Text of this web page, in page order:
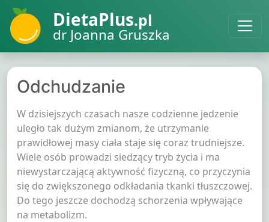
DietaPlus.pl
dr Joanna Gruszka
Odchudzanie
W dzisiejszych czasach nasze codzienne jedzenie
uległo tak dużym zmianom, że utrzymanie
prawidłowej masy ciała staje się coraz trudniejsze.
Wiele osób prowadzi siedzący tryb życia i ma
niewystarczającą aktywność fizyczną, co przyczynia
się do zwiększonego odkładania tkanki tłuszczowej.
Do tego jeszcze dochodzą schorzenia wpływające
na metabolizm.